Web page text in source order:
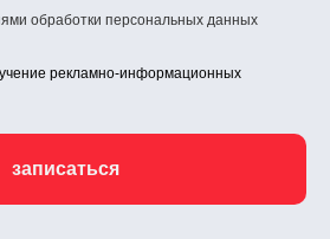
обработки персональных данных
рекламно-информационных
записаться